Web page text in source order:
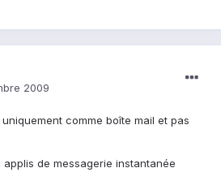
2009
comme boîte mail et pas
de messagerie instantanée